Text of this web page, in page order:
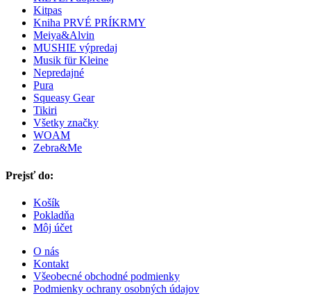
Kitpas
Kniha PRVÉ PRÍKRMY
Meiya&Alvin
MUSHIE výpredaj
Musik für Kleine
Nepredajné
Pura
Squeasy Gear
Tikiri
Všetky značky
WOAM
Zebra&Me
Prejsť do:
Košík
Pokladňa
Môj účet
O nás
Kontakt
Všeobecné obchodné podmienky
Podmienky ochrany osobných údajov